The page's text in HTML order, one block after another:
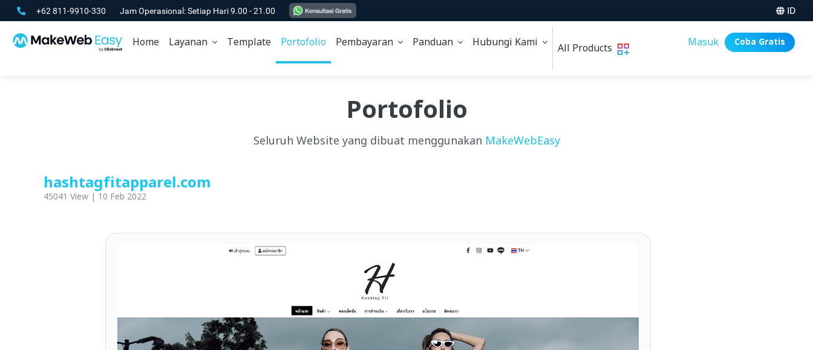
+62 811-9910-330 Jam Operasional: Setiap Hari 9.00 - 21.00 ID
Home Layanan Template Portofolio Pembayaran Panduan Hubungi Kami All Products Masuk Coba Gratis
Portofolio
Seluruh Website yang dibuat menggunakan MakeWebEasy
hashtagfitapparel.com
45041 View | 10 Feb 2022